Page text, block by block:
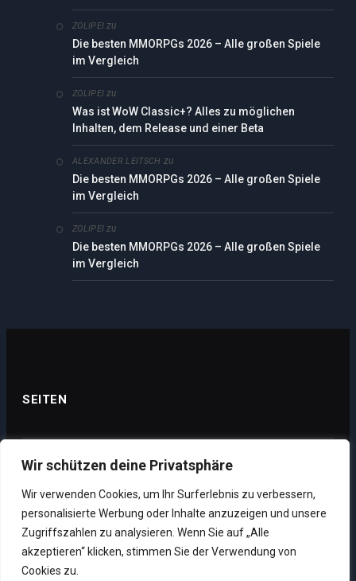
Wir schützen deine Privatsphäre
Wir verwenden Cookies, um Ihr Surferlebnis zu verbessern,
personalisierte Werbung oder Inhalte anzuzeigen und unsere
Zugriffszahlen zu analysieren. Wenn Sie auf „Alle
akzeptieren“ klicken, stimmen Sie der Verwendung von
Cookies zu.
ZOLIPEI zu
Die besten MMORPGs 2026 – Alle großen Spiele
im Vergleich
ZOLIPEI zu
Was ist WoW Classic+? Alles zu möglichen
Inhalten, dem Release und einer Beta
ALEXANDER LEITSCH zu
Die besten MMORPGs 2026 – Alle großen Spiele
im Vergleich
ZOLIPEI zu
Die besten MMORPGs 2026 – Alle großen Spiele
im Vergleich
SEITEN
Datenschutz
Impressum
Über uns
Unsere Supporter